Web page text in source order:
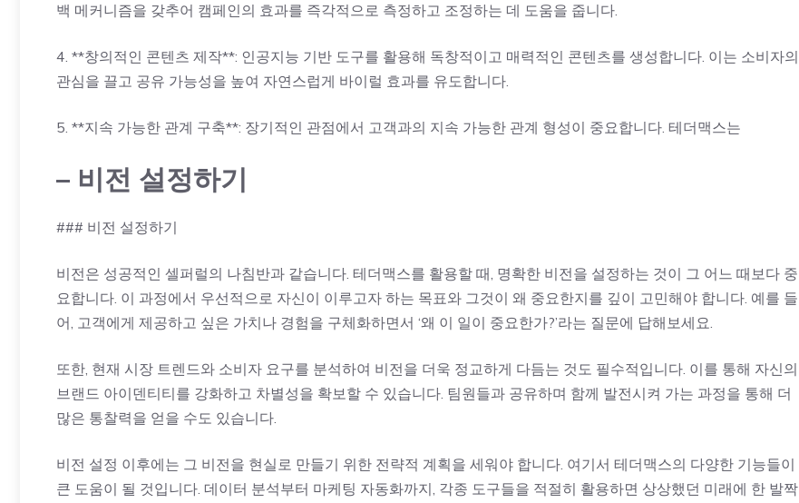
백 메커니즘을 갖추어 캠페인의 효과를 즉각적으로 측정하고 조정하는 데 도움을 줍니다.
4. **창의적인 콘텐츠 제작**: 인공지능 기반 도구를 활용해 독창적이고 매력적인 콘텐츠를 생성합니다. 이는 소비자의
관심을 끌고 공유 가능성을 높여 자연스럽게 바이럴 효과를 유도합니다.
5. **지속 가능한 관계 구축**: 장기적인 관점에서 고객과의 지속 가능한 관계 형성이 중요합니다. 테더맥스는
– 비전 설정하기
### 비전 설정하기
비전은 성공적인 셀퍼럴의 나침반과 같습니다. 테더맥스를 활용할 때, 명확한 비전을 설정하는 것이 그 어느 때보다 중
요합니다. 이 과정에서 우선적으로 자신이 이루고자 하는 목표와 그것이 왜 중요한지를 깊이 고민해야 합니다. 예를 들
어, 고객에게 제공하고 싶은 가치나 경험을 구체화하면서 ‘왜 이 일이 중요한가?’라는 질문에 답해보세요.
또한, 현재 시장 트렌드와 소비자 요구를 분석하여 비전을 더욱 정교하게 다듬는 것도 필수적입니다. 이를 통해 자신의
브랜드 아이덴티티를 강화하고 차별성을 확보할 수 있습니다. 팀원들과 공유하며 함께 발전시켜 가는 과정을 통해 더
많은 통찰력을 얻을 수도 있습니다.
비전 설정 이후에는 그 비전을 현실로 만들기 위한 전략적 계획을 세워야 합니다. 여기서 테더맥스의 다양한 기능들이
큰 도움이 될 것입니다. 데이터 분석부터 마케팅 자동화까지, 각종 도구들을 적절히 활용하면 상상했던 미래에 한 발짝